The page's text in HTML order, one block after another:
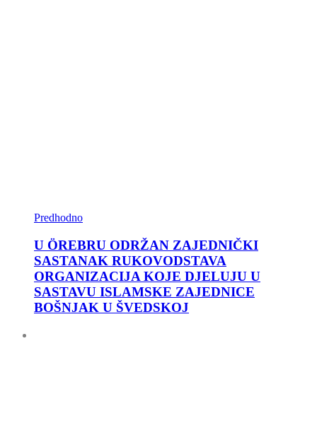
Predhodno
U ÖREBRU ODRŽAN ZAJEDNIČKI
SASTANAK RUKOVODSTAVA
ORGANIZACIJA KOJE DJELUJU U
SASTAVU ISLAMSKE ZAJEDNICE
BOŠNJAK U ŠVEDSKOJ